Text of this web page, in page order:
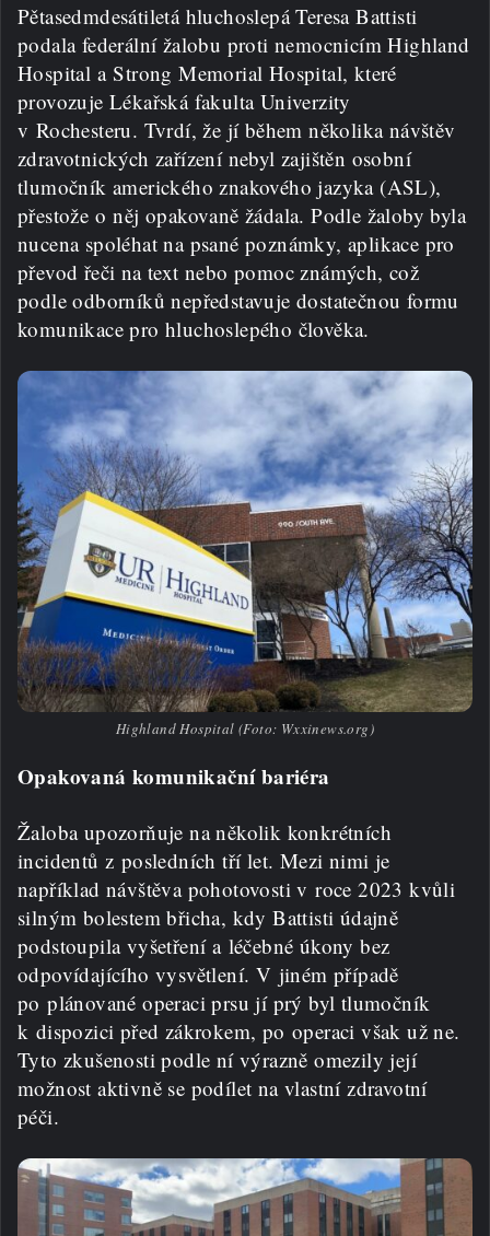
Pětasedmdesátiletá hluchoslepá Teresa Battisti
podala federální žalobu proti nemocnicím Highland
Hospital a Strong Memorial Hospital, které
provozuje Lékařská fakulta Univerzity
v Rochesteru. Tvrdí, že jí během několika návštěv
zdravotnických zařízení nebyl zajištěn osobní
tlumočník amerického znakového jazyka (ASL),
přestože o něj opakovaně žádala. Podle žaloby byla
nucena spoléhat na psané poznámky, aplikace pro
převod řeči na text nebo pomoc známých, což
podle odborníků nepředstavuje dostatečnou formu
komunikace pro hluchoslepého člověka.
Highland Hospital (Foto: Wxxinews.org)
Opakovaná komunikační bariéra
Žaloba upozorňuje na několik konkrétních
incidentů z posledních tří let. Mezi nimi je
například návštěva pohotovosti v roce 2023 kvůli
silným bolestem břicha, kdy Battisti údajně
podstoupila vyšetření a léčebné úkony bez
odpovídajícího vysvětlení. V jiném případě
po plánované operaci prsu jí prý byl tlumočník
k dispozici před zákrokem, po operaci však už ne.
Tyto zkušenosti podle ní výrazně omezily její
možnost aktivně se podílet na vlastní zdravotní
péči.